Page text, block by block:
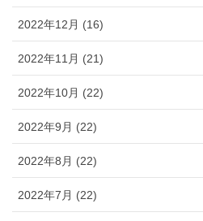
2022年12月 (16)
2022年11月 (21)
2022年10月 (22)
2022年9月 (22)
2022年8月 (22)
2022年7月 (22)